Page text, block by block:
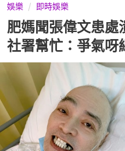
娛樂 即時娛樂
肥媽聞張偉文患
社署幫忙：爭氣呀